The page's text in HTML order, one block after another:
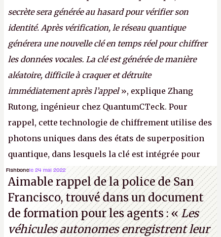
secrète sera générée au hasard pour vérifier son
identité. Après vérification, le réseau quantique
générera une nouvelle clé en temps réel pour chiffrer
les données vocales. La clé est générée de manière
aléatoire, difficile à craquer et détruite
immédiatement après l’appel», explique Zhang
Rutong, ingénieur chez QuantumCTeck. Pour
rappel, cette technologie de chiffrement utilise des
photons uniques dans des états de superposition
quantique, dans lesquels la clé est intégrée pour
garantir une sécurité inconditionnelle entre des
parties distantes. Vous ne comprenez rien ? C’est
normal, ça fait toujours ça avec le quantique.
(Crédit photo : China Telecom)
Fishbonele 24 mai 2022
Aimable rappel de la police de San
Francisco, trouvé dans un document
de formation pour les agents : «Les
véhicules autonomes enregistrent leur